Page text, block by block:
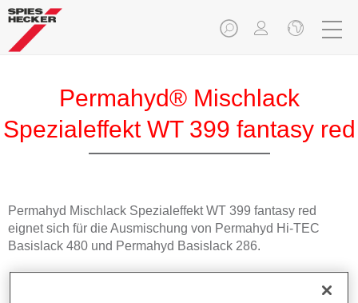
Permahyd® Mischlack
Spezialeffekt WT 399 fantasy red
Permahyd Mischlack Spezialeffekt WT 399 fantasy red
eignet sich für die Ausmischung von Permahyd Hi-TEC
Basislack 480 und Permahyd Basislack 286.